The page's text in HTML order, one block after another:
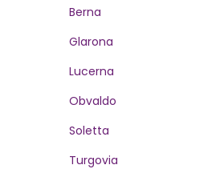
Berna
Glarona
Lucerna
Obvaldo
Soletta
Turgovia